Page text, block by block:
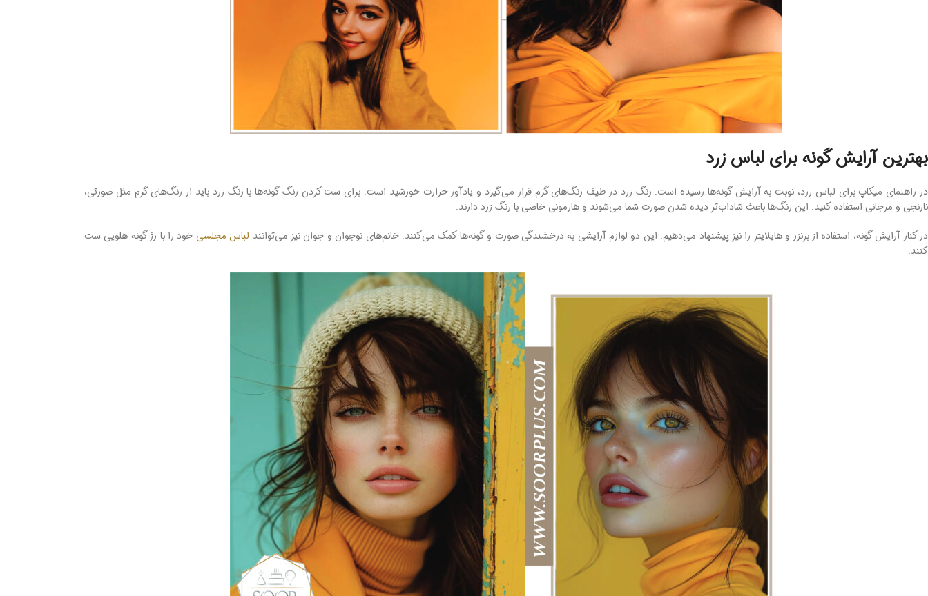
بهترین آرایش گونه برای لباس زرد
در راهنمای میکاپ برای لباس زرد، نوبت به آرایش گونه‌ها رسیده است. رنگ زرد در طیف رنگ‌های گرم قرار می‌گیرد و یادآور حرارت خورشید است. برای ست کردن رنگ گونه‌ها با رنگ زرد باید از رنگ‌های گرم مثل صورتی،
نارنجی و مرجانی استفاده‌ کنید. این رنگ‌ها باعث شاداب‌تر دیده شدن صورت شما می‌شوند و هارمونی خاصی با رنگ زرد دارند.
در کنار آرایش گونه، استفاده از برنزر و هایلایتر را نیز پیشنهاد می‌دهیم. این دو لوازم آرایشی به درخشندگی صورت و گونه‌ها کمک می‌کنند. خانم‌های نوجوان و جوان نیز می‌توانند لباس مجلسی خود را با رژ گونه هلویی ست
کنند.